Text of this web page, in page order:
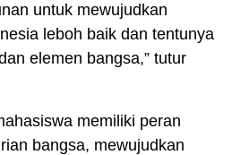
untuk mewujudkan
leboh baik dan tentunya
elemen bangsa,” tutur
memiliki peran
bangsa, mewujudkan